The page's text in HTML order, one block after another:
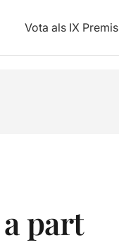
Vota als IX Premis
part